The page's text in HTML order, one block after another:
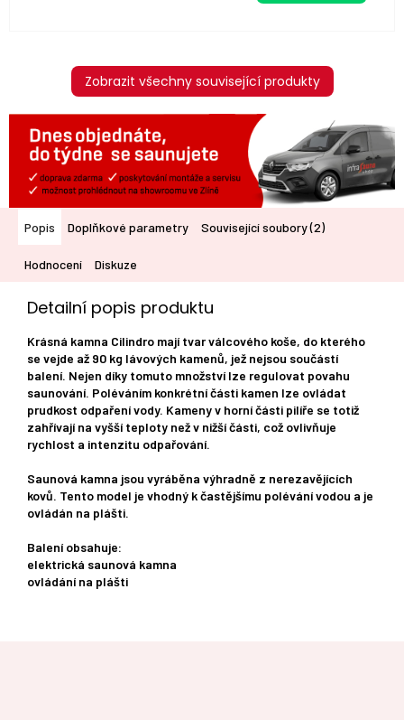
Zobrazit všechny související produkty
Popis Doplňkové parametry Související soubory (2)
Hodnocení Diskuze
Detailní popis produktu
Krásná kamna Cilindro mají tvar válcového koše, do kterého
se vejde až 90 kg lávových kamenů, jež nejsou součástí
balení. Nejen díky tomuto množství lze regulovat povahu
saunování. Poléváním konkrétní části kamen lze ovládat
prudkost odpaření vody. Kameny v horní části pilíře se totiž
zahřívají na vyšší teploty než v nižší části, což ovlivňuje
rychlost a intenzitu odpařování.
Saunová kamna jsou vyráběna výhradně z nerezavějících
kovů. Tento model je vhodný k častějšímu polévání vodou a je
ovládán na plášti.
Balení obsahuje:
elektrická saunová kamna
ovládání na plášti